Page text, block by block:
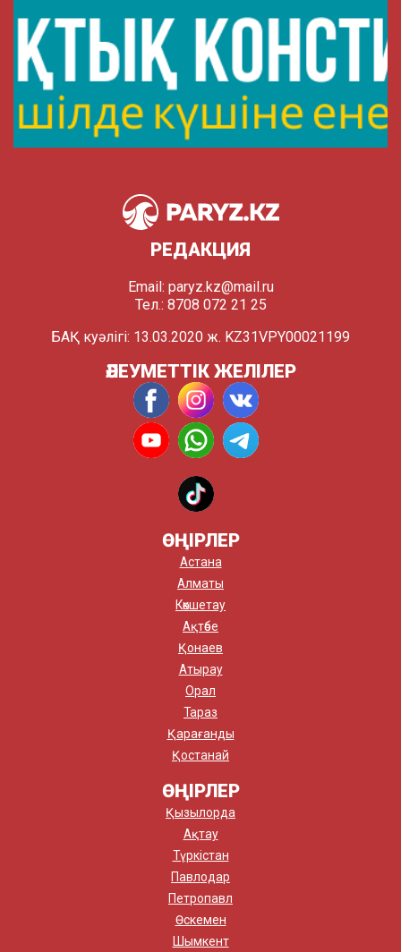
РЕДАКЦИЯ
Email: paryz.kz@mail.ru
Тел.: 8708 072 21 25
БАҚ куәлігі: 13.03.2020 ж. KZ31VPY00021199
ӘЛЕУМЕТТІК ЖЕЛІЛЕР
ӨҢІРЛЕР
Астана
Алматы
Көкшетау
Ақтөбе
Қонаев
Атырау
Орал
Тараз
Қарағанды
Қостанай
ӨҢІРЛЕР
Қызылорда
Ақтау
Түркістан
Павлодар
Петропавл
Өскемен
Шымкент